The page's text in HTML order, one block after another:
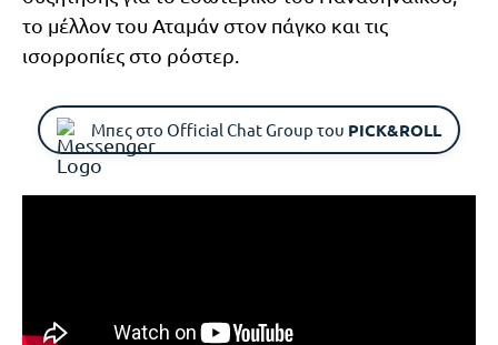
το μέλλον του Αταμάν στον πάγκο και τις
ισορροπίες στο ρόστερ.
Μπες στο Official Chat Group του PICK&ROLL